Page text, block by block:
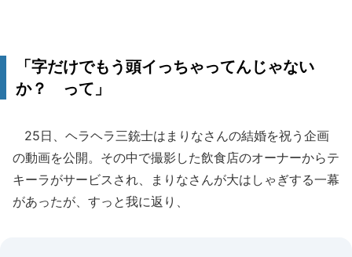
「字だけでもう頭イっちゃってんじゃない
か？ って」
25日、ヘラヘラ三銃士はまりなさんの結婚を祝う企画
の動画を公開。その中で撮影した飲食店のオーナーからテ
キーラがサービスされ、まりなさんが大はしゃぎする一幕
があったが、すっと我に返り、